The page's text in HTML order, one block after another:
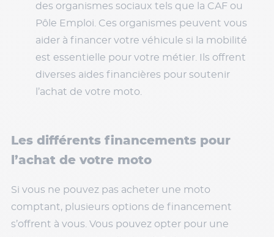
des organismes sociaux tels que la CAF ou
Pôle Emploi. Ces organismes peuvent vous
aider à financer votre véhicule si la mobilité
est essentielle pour votre métier. Ils offrent
diverses aides financières pour soutenir
l’achat de votre moto.
Les différents financements pour
l’achat de votre moto
Si vous ne pouvez pas acheter une moto
comptant, plusieurs options de financement
s’offrent à vous. Vous pouvez opter pour une